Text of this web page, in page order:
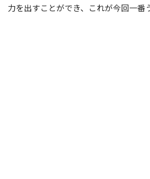
力を出すことができ、これが今回一番